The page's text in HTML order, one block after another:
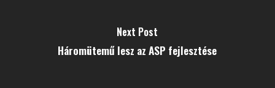
Next Post
Háromütemű lesz az ASP fejlesztése